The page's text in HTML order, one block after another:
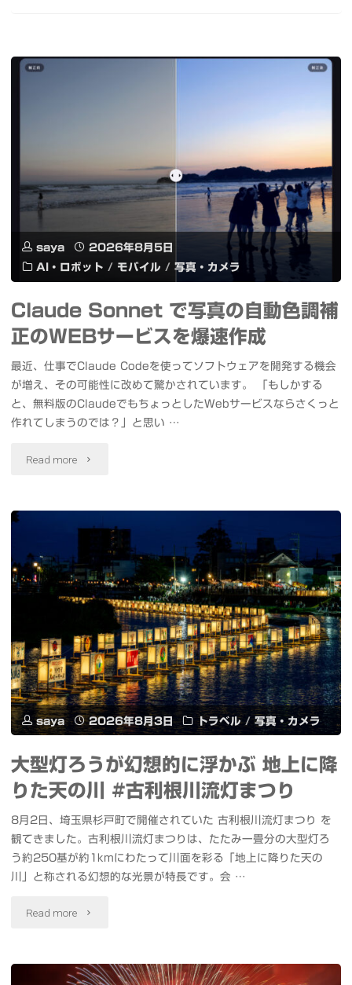
saya
2026年8月5日
AI・ロボット / モバイル / 写真・カメラ
Claude Sonnet で写真の自動色調補
正のWEBサービスを爆速作成
最近、仕事でClaude Codeを使ってソフトウェアを開発する機会
が増え、その可能性に改めて驚かされています。 「もしかする
と、無料版のClaudeでもちょっとしたWebサービスならさくっと
作れてしまうのでは？」と思い …
Read more "Claude
真
自
動
色
補
の
WEB
saya 2026年8月3日 トラベル / 写真・カメラ
大型灯ろうが幻想的に浮かぶ 地上に降
りた天の川 #古利根川流灯まつり
8月2日、埼玉県杉戸町で開催されていた 古利根川流灯まつり を
観てきました。古利根川流灯まつりは、たたみ一畳分の大型灯ろ
う約250基が約1kmにわたって川面を彩る「地上に降りた天の
川」と称される幻想的な光景が特長です。会 …
Read more "大
灯